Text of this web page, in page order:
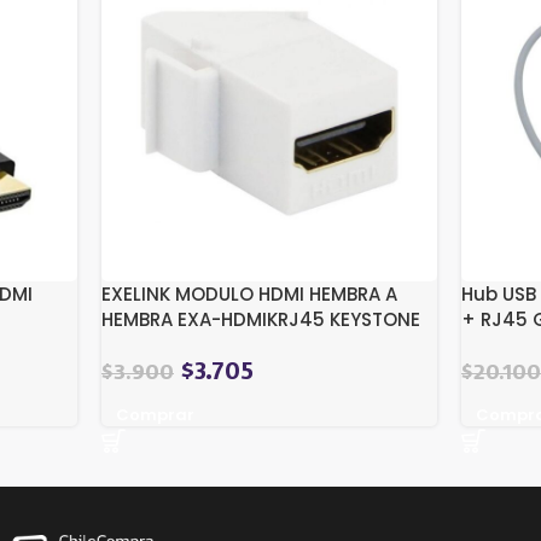
EXELINK MODULO HDMI HEMBRA A
HEMBRA EXA-HDMIKRJ45 KEYSTONE
$3.900 $3.705
Hub
+ RJ45
$20.100